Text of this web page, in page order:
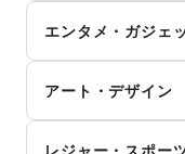
その他フード
日用雑貨
食器・陶磁器
その他インテ
冠婚葬祭
資格・習い事
リフォーム
住宅（購入・賃
たばこ
不動産投資
その他金融サー
子供向け教室・
塾・家庭教師
おもちゃ・絵本
その他子育て・
ダイエット・健
美容・コスメ
ヘアケア・シャ
美容家電
ヘアサロン・
マッサージ・整
エンタメ・ガジェ
スマホアクセサ
ガジェット
ゲーム
アート・デザイン
レジャー・スポー